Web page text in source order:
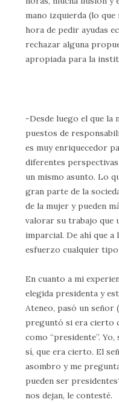
mano izquierda (lo
hora de pedir ayudas
rechazar alguna
apropiada para la
-Desde luego el que la
puestos de
es muy enriquecedor
diferentes
un mismo asunto. Lo
gran parte de la
de la mujer y pueden
valorar su trabajo que
imparcial. De ahí que a
esfuerzo cualquier
En cuanto a mi
elegida presidenta y
Ateneo, pasó un señor
preguntó si era cierto
como “presidente”.
sí, que era cierto. El
asombro y me
pueden ser
nos dejan, le contesté.